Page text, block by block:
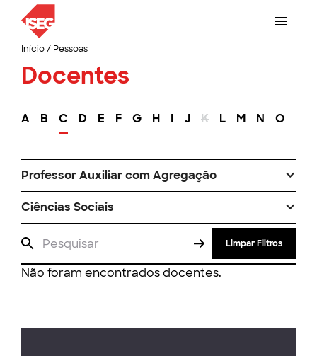
Início/ Pessoas
Docentes
A B C D E F G H I J K L M N O
Professor Auxiliar com Agregação
Ciências Sociais
Limpar Filtros
Não foram encontrados docentes.